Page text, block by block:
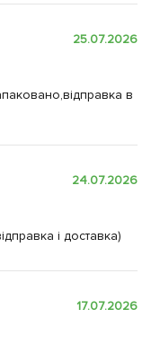
25.07.2026
в
24.07.2026
і доставка)
17.07.2026